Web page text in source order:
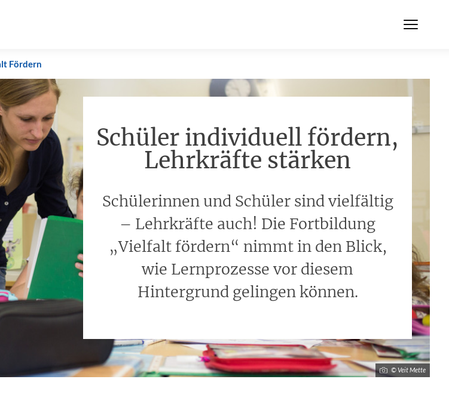
Fördern
© Veit Mette
Schüler individuell fördern,
Lehrkräfte stärken
Schülerinnen und Schüler sind vielfältig
– Lehrkräfte auch! Die Fortbildung
„Vielfalt fördern“ nimmt in den Blick,
wie Lernprozesse vor diesem
Hintergrund gelingen können.